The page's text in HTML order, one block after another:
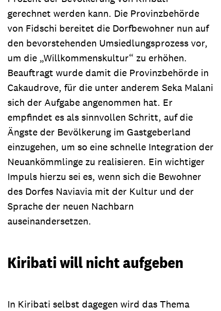
gerechnet werden kann. Die Provinzbehörde
von Fidschi bereitet die Dorfbewohner nun auf
den bevorstehenden Umsiedlungsprozess vor,
um die „Willkommenskultur“ zu erhöhen.
Beauftragt wurde damit die Provinzbehörde in
Cakaudrove, für die unter anderem Seka Malani
sich der Aufgabe angenommen hat. Er
empfindet es als sinnvollen Schritt, auf die
Ängste der Bevölkerung im Gastgeberland
einzugehen, um so eine schnelle Integration der
Neuankömmlinge zu realisieren. Ein wichtiger
Impuls hierzu sei es, wenn sich die Bewohner
des Dorfes Naviavia mit der Kultur und der
Sprache der neuen Nachbarn
auseinandersetzen.
Kiribati will nicht aufgeben
In Kiribati selbst dagegen wird das Thema